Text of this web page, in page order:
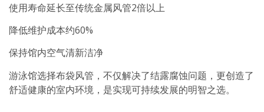
使用寿命延长至传统金属风管2倍以上
降低维护成本约60%
保持馆内空气清新洁净
游泳馆选择布袋风管，不仅解决了结露腐蚀问题，更创造了
舒适健康的室内环境，是实现可持续发展的明智之选。